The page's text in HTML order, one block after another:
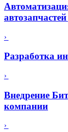
›
Разработка
›
Внедрение
компании
›